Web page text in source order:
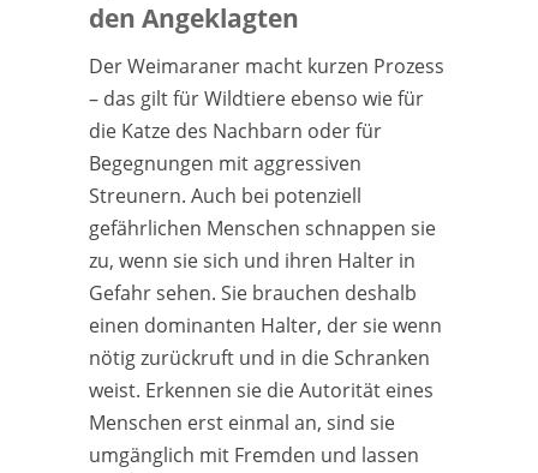
den Angeklagten
Der Weimaraner macht kurzen Prozess
– das gilt für Wildtiere ebenso wie für
die Katze des Nachbarn oder für
Begegnungen mit aggressiven
Streunern. Auch bei potenziell
gefährlichen Menschen schnappen sie
zu, wenn sie sich und ihren Halter in
Gefahr sehen. Sie brauchen deshalb
einen dominanten Halter, der sie wenn
nötig zurückruft und in die Schranken
weist. Erkennen sie die Autorität eines
Menschen erst einmal an, sind sie
umgänglich mit Fremden und lassen